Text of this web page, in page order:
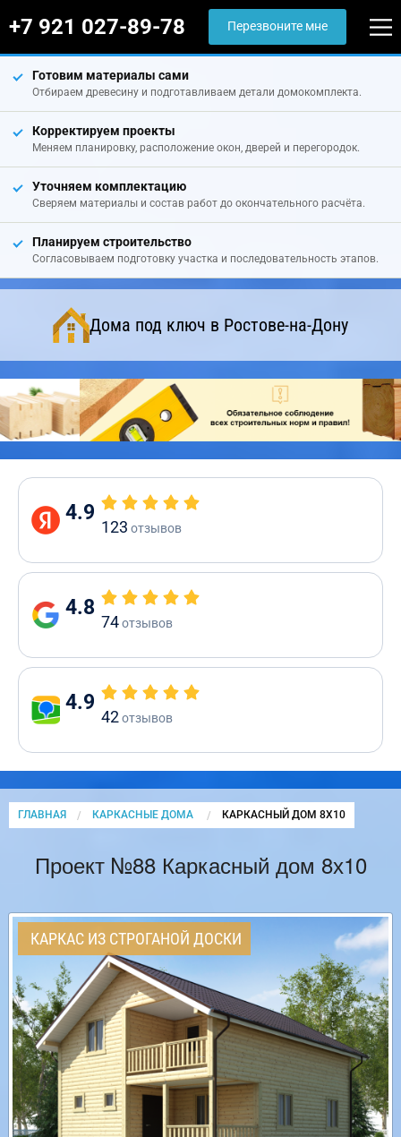
+7 921 027-89-78 Перезвоните мне
Готовим материалы сами
Отбираем древесину и подготавливаем детали домокомплекта.
Корректируем проекты
Меняем планировку, расположение окон, дверей и перегородок.
Уточняем комплектацию
Сверяем материалы и состав работ до окончательного расчёта.
Планируем строительство
Согласовываем подготовку участка и последовательность этапов.
Дома под ключ в Ростове-на-Дону
4.9
123 отзывов
4.8
74отзывов
4.9
42отзывов
ГЛАВНАЯ КАРКАСНЫЕ ДОМА CURRENT:
КАРКАСНЫЙ ДОМ 8Х10
Проект №88 Каркасный дом 8х10
КАРКАС ИЗ СТРОГАНОЙ ДОСКИ